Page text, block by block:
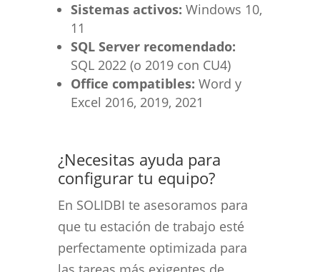
Sistemas activos: Windows 10,
11
SQL Server recomendado:
SQL 2022 (o 2019 con CU4)
Office compatibles: Word y
Excel 2016, 2019, 2021
¿Necesitas ayuda para
configurar tu equipo?
En SOLIDBI te asesoramos para
que tu estación de trabajo esté
perfectamente optimizada para